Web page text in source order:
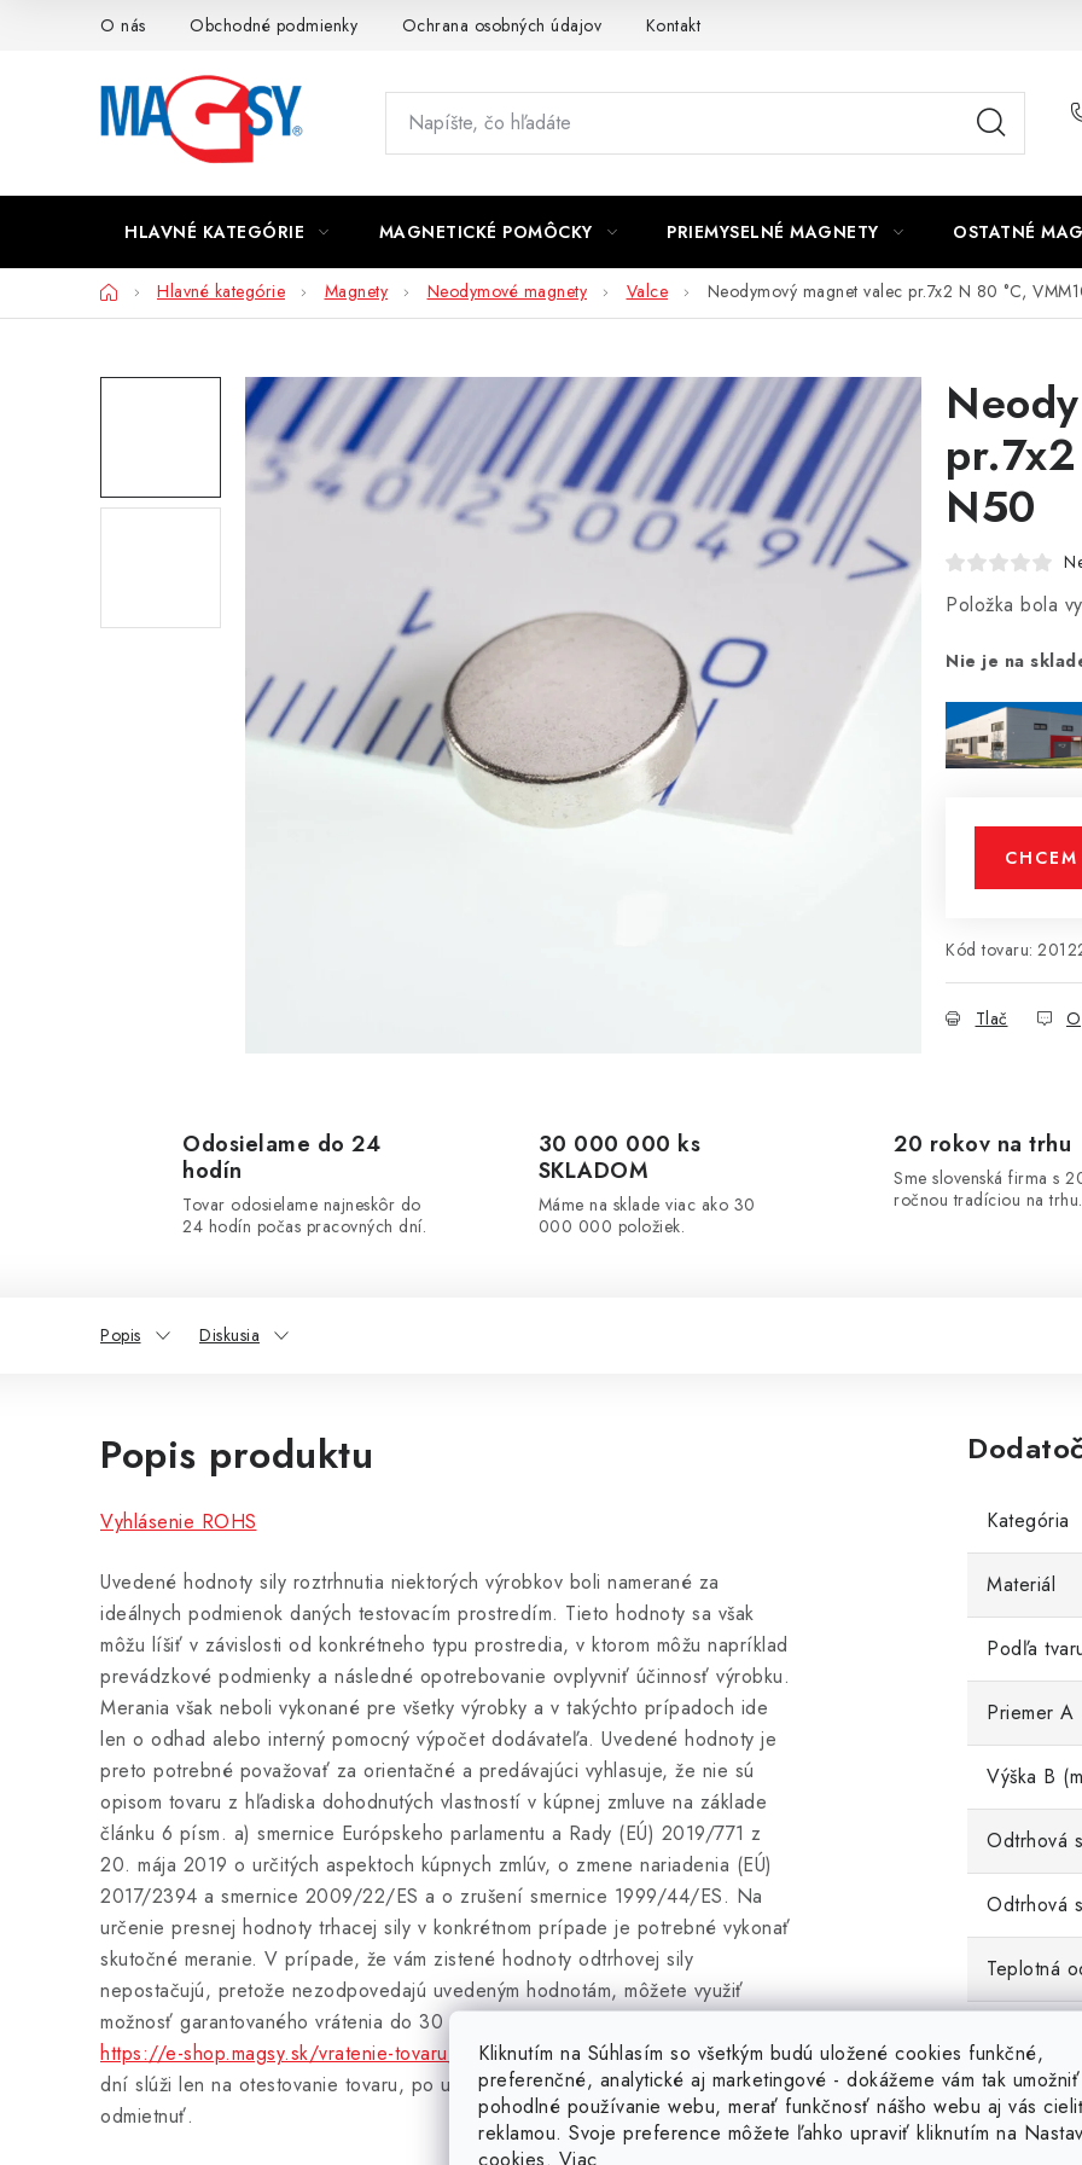
Kliknutím na Súhlasím so všetkým budú uložené cookies funkčné,
preferenčné, analytické aj marketingové - dokážeme vám tak umožniť
pohodlné používanie webu, merať funkčnosť nášho webu aj vás
reklamou. Svoje preference môžete ľahko upraviť kliknutím na
cookies. Viac
O nás Obchodné podmienky Ochrana osobných údajov Kontakt
HLAVNÉ KATEGÓRIE MAGNETICKÉ POMÔCKY PRIEMYSELNÉ MAGNETY OSTATNÉ
DomovHlavné kategórie Magnety Neodymové magnety Valce Neodymový magnet valec pr.7x2 N 80 °C,
N50
Položka bola
Nie je na
Kód tovaru:
Tlač
Odosielame do 24
hodín
Tovar odosielame najneskôr do
24 hodín počas pracovných dní.
30 000 000 ks
SKLADOM
Máme na sklade viac ako 30
000 000 položiek.
20 rokov na trhu
Sme slovenská firma s
ročnou tradíciou na trhu.
Popis Diskusia
Popis produktu
Vyhlásenie ROHS
Uvedené hodnoty sily roztrhnutia niektorých výrobkov boli namerané za
ideálnych podmienok daných testovacím prostredím. Tieto hodnoty sa však
môžu líšiť v závislosti od konkrétneho typu prostredia, v ktorom môžu napríklad
prevádzkové podmienky a následné opotrebovanie ovplyvniť účinnosť výrobku.
Merania však neboli vykonané pre všetky výrobky a v takýchto prípadoch ide
len o odhad alebo interný pomocný výpočet dodávateľa. Uvedené hodnoty je
preto potrebné považovať za orientačné a predávajúci vyhlasuje, že nie sú
opisom tovaru z hľadiska dohodnutých vlastností v kúpnej zmluve na základe
článku 6 písm. a) smernice Európskeho parlamentu a Rady (EÚ) 2019/771 z
20. mája 2019 o určitých aspektoch kúpnych zmlúv, o zmene nariadenia (EÚ)
2017/2394 a smernice 2009/22/ES a o zrušení smernice 1999/44/ES. Na
určenie presnej hodnoty trhacej sily v konkrétnom prípade je potrebné vykonať
skutočné meranie. V prípade, že vám zistené hodnoty odtrhovej sily
nepostačujú, pretože nezodpovedajú uvedeným hodnotám, môžete využiť
možnosť garantovaného vrátenia do 30 dní za podmienok uvedených tu:
https://e-shop.magsy.sk/vratenie-tovaru/
a zakúpiť silnejší magnet. Týchto 30
dní slúži len na otestovanie tovaru, po uplynutí ktorých môže predajca vrátenie
odmietnuť.
Kategória
Materiál
Podľa
Priemer A
Výška B
Odtrhová
Odtrhová
Teplotná